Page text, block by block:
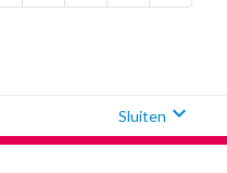
Sluiten expand_more